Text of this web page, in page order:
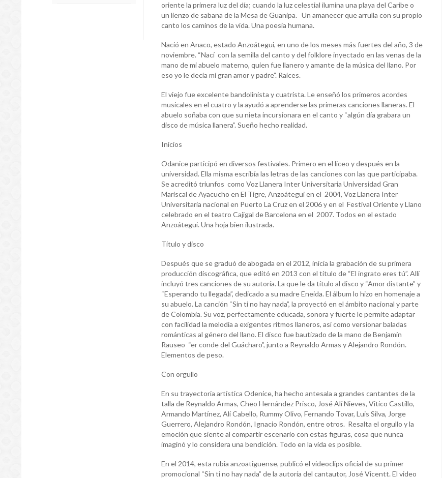
oriente la primera luz del día; cuando la luz celestial ilumina una playa del Caribe o
un lienzo de sabana de la Mesa de Guanipa. Un amanecer que arrulla con su propio
canto los caminos de la vida. Una poesía humana.
Nació en Anaco, estado Anzoátegui, en uno de los meses más fuertes del año, 3 de
noviembre. “Nací con la semilla del canto y del folklore inyectado en las venas de la
mano de mi abuelo materno, quien fue llanero y amante de la música del llano. Por
eso yo le decía mi gran amor y padre”. Raíces.
El viejo fue excelente bandolinista y cuatrista. Le enseñó los primeros acordes
musicales en el cuatro y la ayudó a aprenderse las primeras canciones llaneras. El
abuelo soñaba con que su nieta incursionara en el canto y “algún día grabara un
disco de música llanera”. Sueño hecho realidad.
Inicios
Odanice participó en diversos festivales. Primero en el liceo y después en la
universidad. Ella misma escribía las letras de las canciones con las que participaba.
Se acreditó triunfos como Voz Llanera Inter Universitaria Universidad Gran
Mariscal de Ayacucho en El Tigre, Anzoátegui en el 2004, Voz Llanera Inter
Universitaria nacional en Puerto La Cruz en el 2006 y en el Festival Oriente y Llano
celebrado en el teatro Cajigal de Barcelona en el 2007. Todos en el estado
Anzoátegui. Una hoja bien ilustrada.
Título y disco
Después que se graduó de abogada en el 2012, inicia la grabación de su primera
producción discográfica, que editó en 2013 con el título de “El ingrato eres tú”. Allí
incluyó tres canciones de su autoría. La que le da título al disco y “Amor distante” y
“Esperando tu llegada”, dedicado a su madre Eneida. El álbum lo hizo en homenaje a
su abuelo. La canción “Sin ti no hay nada”, la proyectó en el ámbito nacional y parte
de Colombia. Su voz, perfectamente educada, sonora y fuerte le permite adaptar
con facilidad la melodía a exigentes ritmos llaneros, así como versionar baladas
románticas al género del llano. El disco fue bautizado de la mano de Benjamín
Rauseo “er conde del Guácharo”, junto a Reynaldo Armas y Alejandro Rondón.
Elementos de peso.
Con orgullo
En su trayectoria artística Odenice, ha hecho antesala a grandes cantantes de la
talla de Reynaldo Armas, Cheo Hernández Prisco, José Alí Nieves, Vitico Castillo,
Armando Martínez, Alí Cabello, Rummy Olivo, Fernando Tovar, Luis Silva, Jorge
Guerrero, Alejandro Rondón, Ignacio Rondón, entre otros. Resalta el orgullo y la
emoción que siente al compartir escenario con estas figuras, cosa que nunca
imaginó y lo considera una bendición. Todo en la vida es posible.
En el 2014, esta rubia anzoatiguense, publicó el videoclips oficial de su primer
promocional “Sin ti no hay nada” de la autoría del cantautor, José Vicentt. El video